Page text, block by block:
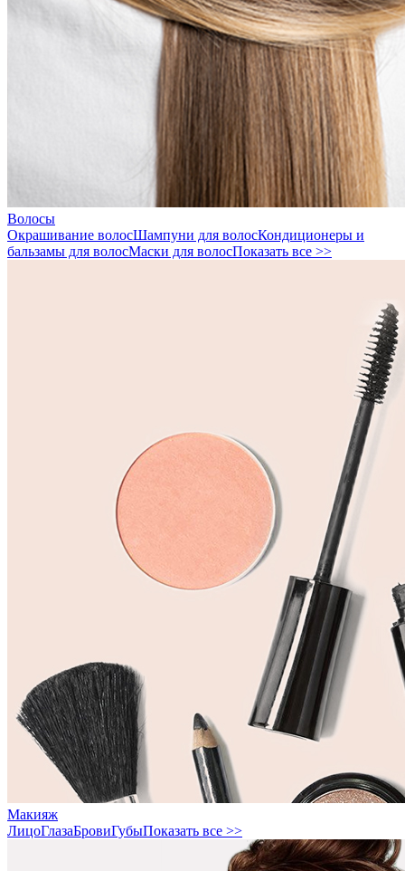
Волосы
Окрашивание волосШампуни для волосКондиционеры и
бальзамы для волосМаски для волосПоказать все >>
Макияж
ЛицоГлазаБровиГубыПоказать все >>